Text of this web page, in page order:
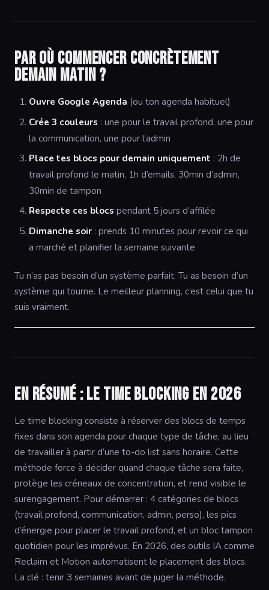
Par où commencer concrètement
demain matin ?
Ouvre Google Agenda (ou ton agenda habituel)
Crée 3 couleurs : une pour le travail profond, une pour
la communication, une pour l’admin
Place tes blocs pour demain uniquement : 2h de
travail profond le matin, 1h d’emails, 30min d’admin,
30min de tampon
Respecte ces blocs pendant 5 jours d’affilée
Dimanche soir : prends 10 minutes pour revoir ce qui
a marché et planifier la semaine suivante
Tu n’as pas besoin d’un système parfait. Tu as besoin d’un
système qui tourne. Le meilleur planning, c’est celui que tu
suis vraiment.
En résumé : le time blocking en 2026
Le time blocking consiste à réserver des blocs de temps
fixes dans son agenda pour chaque type de tâche, au lieu
de travailler à partir d’une to-do list sans horaire. Cette
méthode force à décider quand chaque tâche sera faite,
protège les créneaux de concentration, et rend visible le
surengagement. Pour démarrer : 4 catégories de blocs
(travail profond, communication, admin, perso), les pics
d’énergie pour placer le travail profond, et un bloc tampon
quotidien pour les imprévus. En 2026, des outils IA comme
Reclaim et Motion automatisent le placement des blocs.
La clé : tenir 3 semaines avant de juger la méthode.